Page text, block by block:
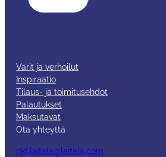
Värit ja verhoilut
Inspiraatio
Tilaus- ja toimitusehdot
Palautukset
Maksutavat
Ota yhteyttä
hkt.laitala@laitala.com